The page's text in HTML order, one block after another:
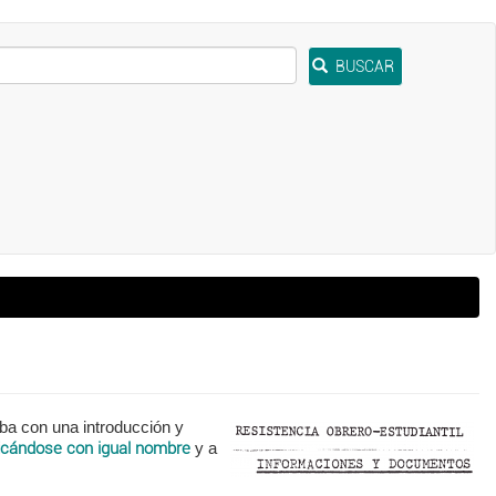
BUSCAR
con una introducción y
con igual nombre y a